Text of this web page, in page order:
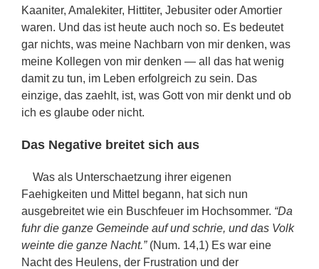
Kaaniter, Amalekiter, Hittiter, Jebusiter oder Amortier
waren. Und das ist heute auch noch so. Es bedeutet
gar nichts, was meine Nachbarn von mir denken, was
meine Kollegen von mir denken — all das hat wenig
damit zu tun, im Leben erfolgreich zu sein. Das
einzige, das zaehlt, ist, was Gott von mir denkt und ob
ich es glaube oder nicht.
Das Negative breitet sich aus
Was als Unterschaetzung ihrer eigenen
Faehigkeiten und Mittel begann, hat sich nun
ausgebreitet wie ein Buschfeuer im Hochsommer. “Da
fuhr die ganze Gemeinde auf und schrie, und das Volk
weinte die ganze Nacht.”(Num. 14,1) Es war eine
Nacht des Heulens, der Frustration und der